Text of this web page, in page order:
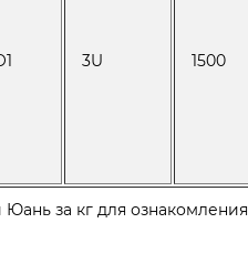
3U 1500
за кг для